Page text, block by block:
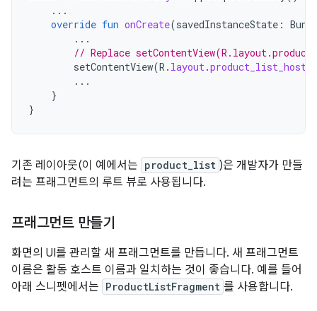
...
override fun onCreate(savedInstanceState :
...
// Replace
setContentView(R . layout.product_list_host
...
}
}
기존 레이아웃(이 예에서는 product_list )은 개발자가 만들
려는 프래그먼트의 루트 뷰로 사용됩니다.
프래그먼트 만들기
화면의 UI를 관리할 새 프래그먼트를 만듭니다. 새 프래그먼트
이름은 활동 호스트 이름과 일치하는 것이 좋습니다. 예를 들어
아래 스니펫에서는 ProductListFragment 를 사용합니다.